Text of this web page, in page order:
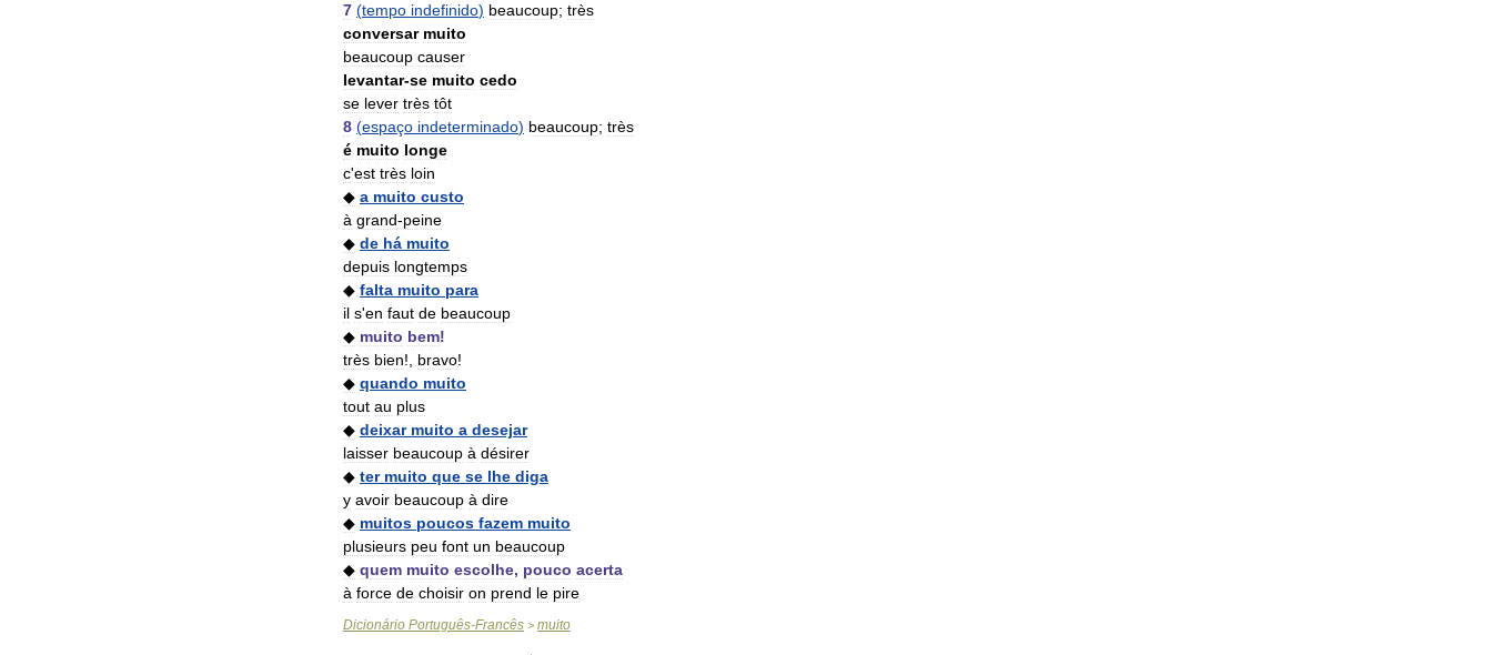
7 (tempo indefinido) beaucoup; très
conversar muito
beaucoup causer
levantar-se muito cedo
se lever très tôt
8 (espaço indeterminado) beaucoup; très
é muito longe
c'est très loin
◆ a muito custo
à grand-peine
◆ de há muito
depuis longtemps
◆ falta muito para
il s'en faut de beaucoup
◆ muito bem!
très bien!, bravo!
◆ quando muito
tout au plus
◆ deixar muito a desejar
laisser beaucoup à désirer
◆ ter muito que se lhe diga
y avoir beaucoup à dire
◆ muitos poucos fazem muito
plusieurs peu font un beaucoup
◆ quem muito escolhe, pouco acerta
à force de choisir on prend le pire
Dicionário Português-Francês > muito